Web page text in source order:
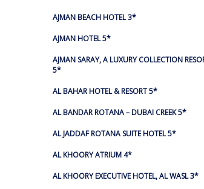
AJMAN BEACH HOTEL 3*
AJMAN HOTEL 5*
AJMAN SARAY, A LUXURY COLLECTION
5*
AL BAHAR HOTEL & RESORT 5*
AL BANDAR ROTANA – DUBAI CREEK 5*
AL JADDAF ROTANA SUITE HOTEL 5*
AL KHOORY ATRIUM 4*
AL KHOORY EXECUTIVE HOTEL, AL WASL 3*